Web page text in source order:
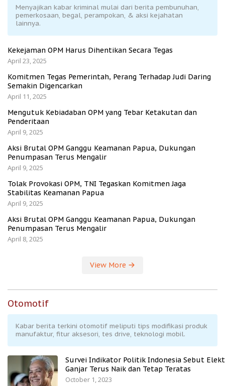
Menyajikan kabar kriminal mulai dari berita pembunuhan,
pemerkosaan, begal, perampokan, & aksi kejahatan
lainnya.
Kekejaman OPM Harus Dihentikan Secara Tegas
April 23, 2025
Komitmen Tegas Pemerintah, Perang Terhadap Judi Daring
Semakin Digencarkan
April 11, 2025
Mengutuk Kebiadaban OPM yang Tebar Ketakutan dan
Penderitaan
April 9, 2025
Aksi Brutal OPM Ganggu Keamanan Papua, Dukungan
Penumpasan Terus Mengalir
April 9, 2025
Tolak Provokasi OPM, TNI Tegaskan Komitmen Jaga
Stabilitas Keamanan Papua
April 9, 2025
Aksi Brutal OPM Ganggu Keamanan Papua, Dukungan
Penumpasan Terus Mengalir
April 8, 2025
View More
Otomotif
Kabar berita terkini otomotif meliputi tips modifikasi produk
manufaktur, fitur aksesori, tes drive, teknologi mobil.
Survei Indikator Politik Indonesia Sebut
Ganjar Terus Naik dan Tetap Teratas
October 1, 2023